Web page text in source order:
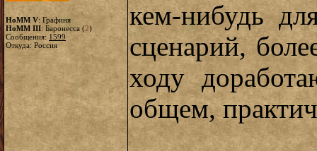
HoMM V: Графиня
HoMM III: Баронесса (2)
Сообщения: 1599
Откуда: Россия
кем-нибудь
сценарий,
ходу
общем,